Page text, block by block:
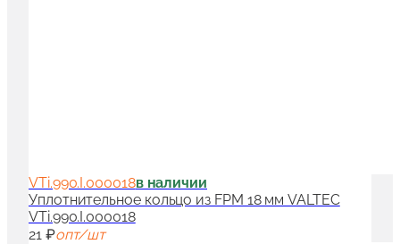
VTi.990.I.000018в наличии
Уплотнительное кольцо из FPM 18 мм VALTEC
VTi.990.I.000018
21 ₽опт/шт